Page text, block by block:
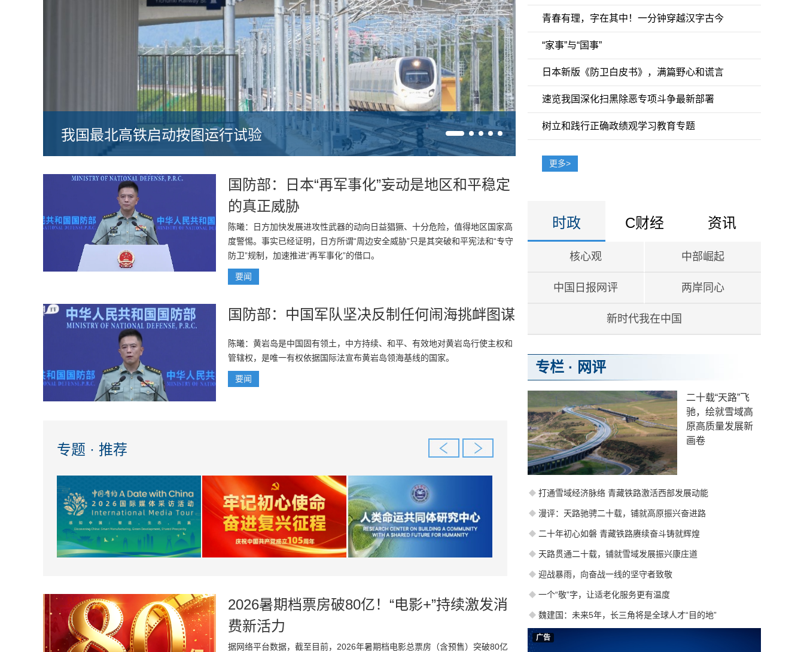
我国最北高铁启动按图运行试验 尼泊尔外交官：中国堪称一站式购物的海
国防部：日本“再军事化”妄动是地区和平稳定
的真正威胁
陈曦：日方加快发展进攻性武器的动向日益猖獗、十分危险，值得地区国家高
度警惕。事实已经证明，日方所谓“周边安全威胁”只是其突破和平宪法和“专守
防卫”规制，加速推进“再军事化”的借口。
要闻
国防部：中国军队坚决反制任何闹海挑衅图谋
陈曦：黄岩岛是中国固有领土，中方持续、和平、有效地对黄岩岛行使主权和
管辖权，是唯一有权依据国际法宣布黄岩岛领海基线的国家。
要闻
专题 · 推荐
2026暑期档票房破80亿！“电影+”持续激发消
费新活力
据网络平台数据，截至目前，2026年暑期档电影总票房（含预售）突破80亿
青春有理，字在其中！一分钟穿越汉字古今
“家事”与“国事”
日本新版《防卫白皮书》，满篇野心和谎言
速览我国深化扫黑除恶专项斗争最新部署
树立和践行正确政绩观学习教育专题
更多>
时政 C财经 资讯
核心观 中部崛起
中国日报网评 两岸同心
新时代我在中国
专栏 · 网评
二十载“天路”飞
驰，绘就雪域高
原高质量发展新
画卷
打通雪域经济脉络 青藏铁路激活西部发展动能
漫评：天路驰骋二十载，铺就高原振兴奋进路
二十年初心如磐 青藏铁路赓续奋斗铸就辉煌
天路贯通二十载，铺就雪域发展振兴康庄道
迎战暴雨，向奋战一线的坚守者致敬
一个“敬”字，让适老化服务更有温度
魏建国：未来5年，长三角将是全球人才“目的地”
广告